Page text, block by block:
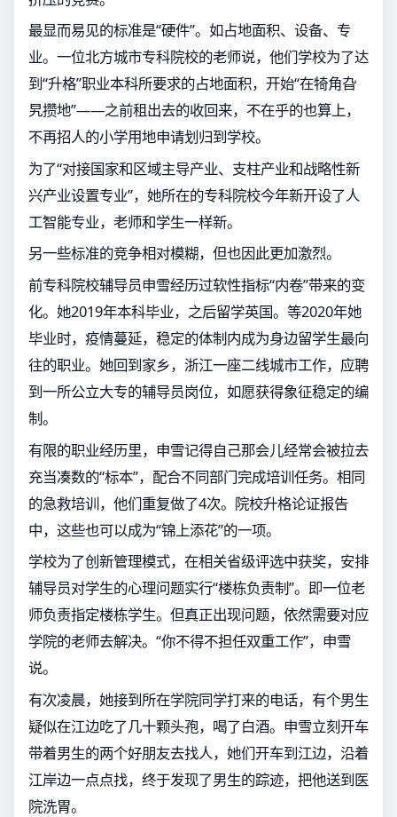
最显而易见的标准是“硬件”。如占地面积、设备、专
业。一位北方城市专科院校的老师说，他们学校为了达
到“升格”职业本科所要求的占地面积，开始“在犄角旮
旯攒地”——之前租出去的收回来，不在乎的也算上，
不再招人的小学用地申请划归到学校。
为了“对接国家和区域主导产业、支柱产业和战略性新
兴产业设置专业”，她所在的专科院校今年新开设了人
工智能专业，老师和学生一样新。
另一些标准的竞争相对模糊，但也因此更加激烈。
前专科院校辅导员申雪经历过软性指标“内卷”带来的变
化。她2019年本科毕业，之后留学英国。等2020年她
毕业时，疫情蔓延，稳定的体制内成为身边留学生最向
往的职业。她回到家乡，浙江一座二线城市工作，应聘
到一所公立大专的辅导员岗位，如愿获得象征稳定的编
制。
有限的职业经历里，申雪记得自己那会儿经常会被拉去
充当凑数的“标本”，配合不同部门完成培训任务。相同
的急救培训，他们重复做了4次。院校升格论证报告
中，这些也可以成为“锦上添花”的一项。
学校为了创新管理模式，在相关省级评选中获奖，安排
辅导员对学生的心理问题实行“楼栋负责制”。即一位老
师负责指定楼栋学生。但真正出现问题，依然需要对应
学院的老师去解决。“你不得不担任双重工作”，申雪
说。
有次凌晨，她接到所在学院同学打来的电话，有个男生
疑似在江边吃了几十颗头孢，喝了白酒。申雪立刻开车
带着男生的两个好朋友去找人，她们开车到江边，沿着
江岸边一点点找，终于发现了男生的踪迹，把他送到医
院洗胃。